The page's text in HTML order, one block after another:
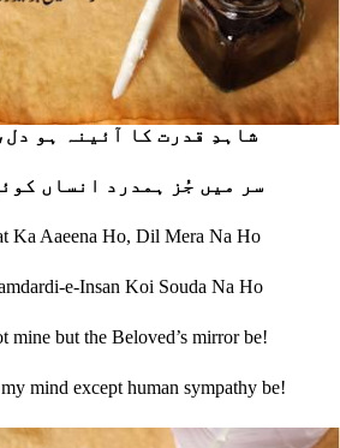
شاہدِ قدرت کا آئینہ ہو
سر میں جُز ہمدرد انساں
Ka Aaeena Ho, Dil Mera Na Ho
e-Insan Koi Souda Na Ho
mine but the Beloved’s mirror be!
mind except human sympathy be!